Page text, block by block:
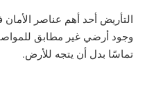
التأريض أحد أهم عناصر
وجود أرضي غير مطابق
تماسًا بدل أن يتجه للأرض.